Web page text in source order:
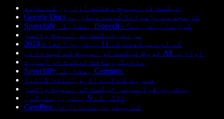
ٹیکسٹ ٹو اسپیچ مختلف آوازوں کے ساتھ
Google Docs کو مجھ سے پڑھوانا کیسے ممکن ہے
Speechify بمقابلہ iSpeech - کون سا بہتر ہے؟
مراتی ٹیکسٹ ٹو اسپیچ وائسز
2024 کے لیے سیکھنے کے 11 بہترین الفاظ
ٹویچ ٹیکسٹ ٹو اسپیچ کے لیے ذاتی AI آوازیں
مائیکروسافٹ ٹیکسٹ ٹو اسپیچ
Speechify بمقابلہ Cereproc
شہریت کے لیے آڈیو اسٹڈی گائیڈ
بہترین فرانسیسی ٹیکسٹ ٹو اسپیچ وائسز
ٹاکی کے 9 بہترین متبادل
CereProc کے بہترین متبادل حل